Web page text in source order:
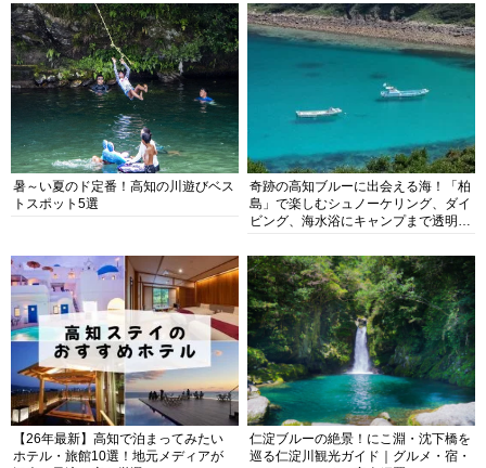
暑～い夏のド定番！高知の川遊びベス
トスポット5選
奇跡の高知ブルーに出会える海！「柏
島」で楽しむシュノーケリング、ダイ
ビング、海水浴にキャンプまで透明度
【26年最新】高知で泊まってみたい
ホテル・旅館10選！地元メディアが
仁淀ブルーの絶景！にこ淵・沈下橋を
巡る仁淀川観光ガイド｜グルメ・宿・